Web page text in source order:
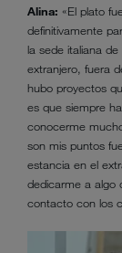
Alina: «El plato
definitivamente
la sede italiana
extranjero, fuera
hubo proyectos
es que siempre
conocerme
son mis puntos
estancia en el
dedicarme a algo
contacto con los